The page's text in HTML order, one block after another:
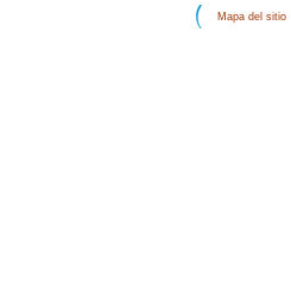
Mapa del sitio